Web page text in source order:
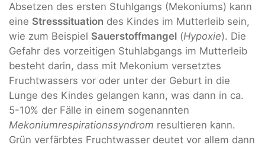
Absetzen des ersten Stuhlgangs (Mekoniums) kann
eine Stresssituation des Kindes im Mutterleib sein,
wie zum Beispiel Sauerstoffmangel (Hypoxie). Die
Gefahr des vorzeitigen Stuhlabgangs im Mutterleib
besteht darin, dass mit Mekonium versetztes
Fruchtwassers vor oder unter der Geburt in die
Lunge des Kindes gelangen kann, was dann in ca.
5-10% der Fälle in einem sogenannten
Mekoniumrespirationssyndrom resultieren kann.
Grün verfärbtes Fruchtwasser deutet vor allem dann